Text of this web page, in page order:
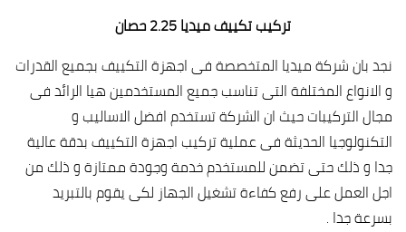
تركيب تكييف ميديا 2.25 حصان
نجد بان شركة ميديا المتخصصة فى اجهزة التكييف بجميع القدرات
و الانواع المختلفة التى تناسب جميع المستخدمين هيا الرائد فى
مجال التركيبات حيث ان الشركة تستخدم افضل الاساليب و
التكنولوجيا الحديثة فى عملية تركيب اجهزة التكييف بدقة عالية
جدا و ذلك حتى تضمن للمستخدم خدمة وجودة ممتازة و ذلك من
اجل العمل على رفع كفاءة تشغيل الجهاز لكى يقوم بالتبريد
بسرعة جدا .